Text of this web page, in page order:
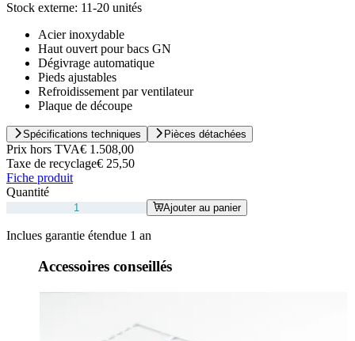
Stock externe: 11-20 unités
Acier inoxydable
Haut ouvert pour bacs GN
Dégivrage automatique
Pieds ajustables
Refroidissement par ventilateur
Plaque de découpe
Spécifications techniques Pièces détachées
Prix hors TVA€ 1.508,00
Taxe de recyclage€ 25,50
Fiche produit
Quantité
Ajouter au panier
Inclues garantie étendue 1 an
Accessoires conseillés